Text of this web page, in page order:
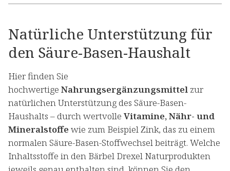
Natürliche Unterstützung für
den Säure-Basen-Haushalt
Hier finden Sie
hochwertige Nahrungsergänzungsmittel zur
natürlichen Unterstützung des Säure-Basen-
Haushalts – durch wertvolle Vitamine, Nähr- und
Mineralstoffe wie zum Beispiel Zink, das zu einem
normalen Säure-Basen-Stoffwechsel beiträgt. Welche
Inhaltsstoffe in den Bärbel Drexel Naturprodukten